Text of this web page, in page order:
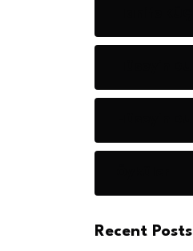
Recent Posts